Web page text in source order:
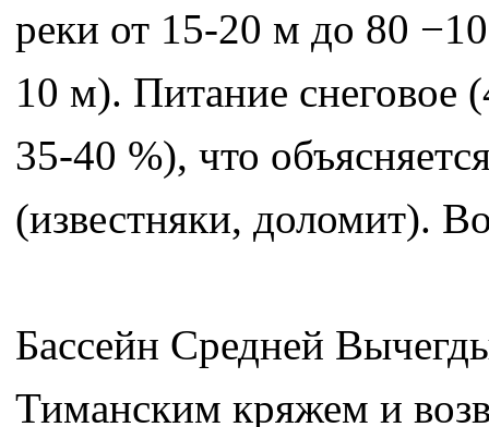
реки от 15-20 м до 80
10 м). Питание снеговое
35-40 %), что
(известняки, доломит).
Бассейн Средней
Тиманским кряжем и